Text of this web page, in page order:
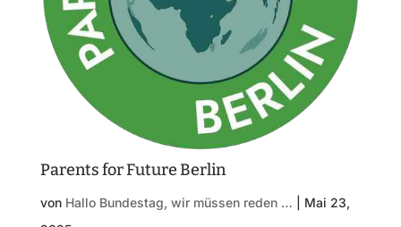
Parents for Future Berlin
von Hallo Bundestag, wir müssen reden …
Mai 23,